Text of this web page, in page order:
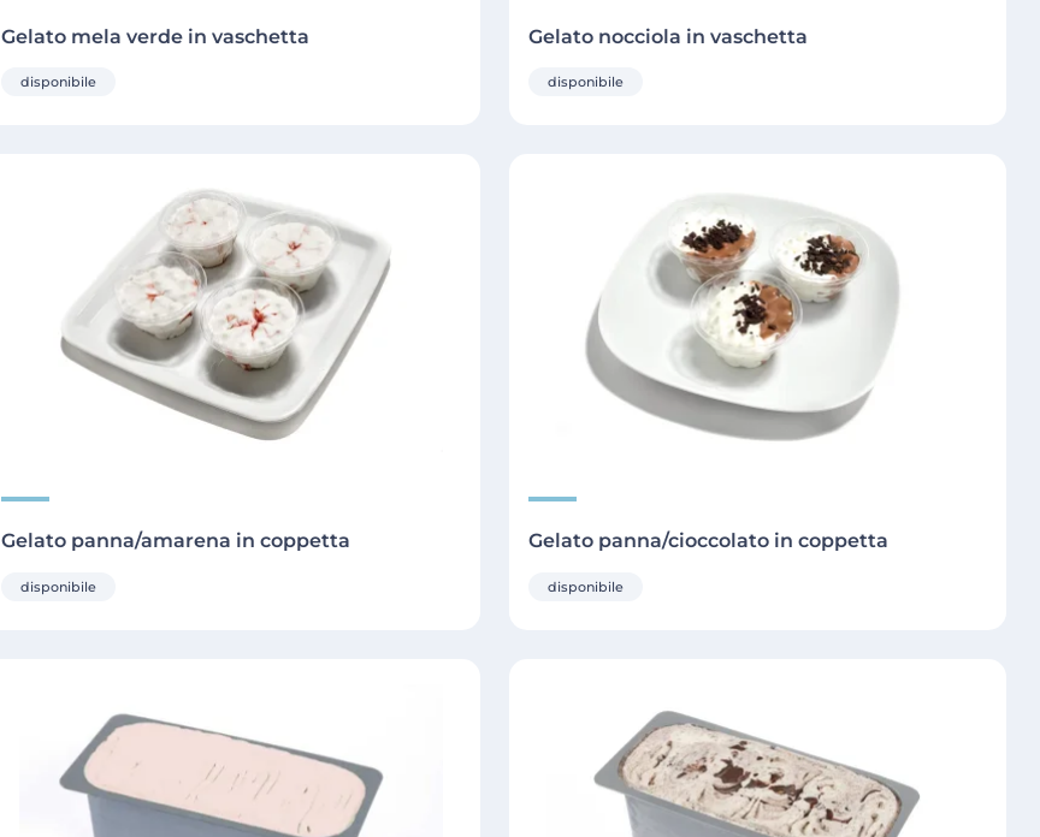
Gelato mela verde in vaschetta
disponibile
Gelato nocciola in vaschetta
disponibile
Gelato panna/amarena in coppetta
disponibile
Gelato panna/cioccolato in coppetta
disponibile